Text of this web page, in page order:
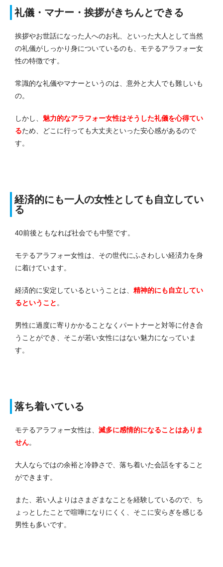
礼儀・マナー・挨拶がきちんとできる
挨拶やお世話になった人へのお礼、といった大人として当然
の礼儀がしっかり身についているのも、モテるアラフォー女
性の特徴です。
常識的な礼儀やマナーというのは、意外と大人でも難しいも
の。
しかし、 魅力的なアラフォー女性はそうした礼儀を心得てい
るため、どこに行っても大丈夫といった安心感があるので
す。
経済的にも一人の女性としても自立してい
る
40前後ともなれば社会でも中堅です。
モテるアラフォー女性は、その世代にふさわしい経済力を身
に着けています。
経済的に安定しているということは、 精神的にも自立してい
るということ 。
男性に過度に寄りかかることなくパートナーと対等に付き合
うことができ、そこが若い女性にはない魅力になっていま
す。
落ち着いている
モテるアラフォー女性は、 滅多に感情的になることはありま
せん。
大人ならではの余裕と冷静さで、落ち着いた会話をすること
ができます。
また、若い人よりはさまざまなことを経験しているので、ち
ょっとしたことで喧嘩になりにくく、そこに安らぎを感じる
男性も多いです。